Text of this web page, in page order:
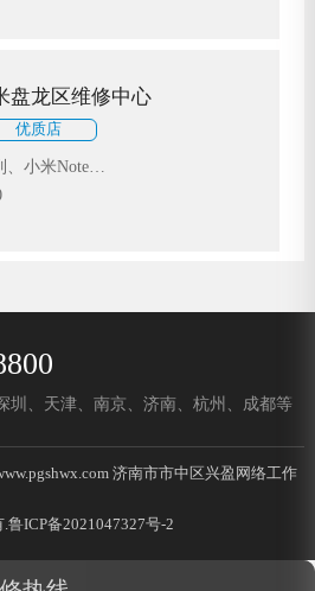
盘龙区维修中心
优质店
小米Note系
系列
圳、天津、南京、济南、杭州、成都等
济南市市中区兴盈网络工作
.鲁ICP备2021047327号-2